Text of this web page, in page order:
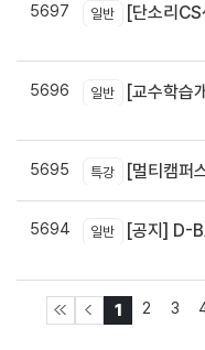
5697 일반 [단소리CS센터] 2026학년
5696 일반 [교수학습개발센
5695 특강 [멀티캠퍼
5694 일반 [공지] D-BANK
1 2 3